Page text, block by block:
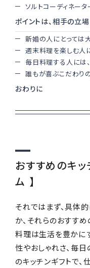
TOKYO街歩き
運営メンバー紹介
ソルトコーディネー
ポイントは、相手の立
新婚の人にとっては
週末料理を楽しむ人
毎日料理する人には
誰もが喜ぶこだわり
おわりに
おすすめのキ
ム 】
それではまず、具体
か、それらのおすす
料理は生活を豊かに
性やおしゃれさ、毎
のキッチンギフトで